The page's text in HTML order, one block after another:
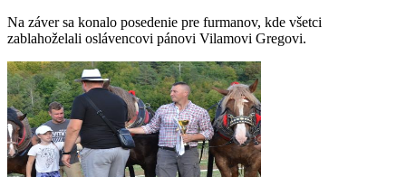
Na záver sa konalo posedenie pre furmanov, kde všetci
zablahoželali oslávencovi pánovi Vilamovi Gregovi.